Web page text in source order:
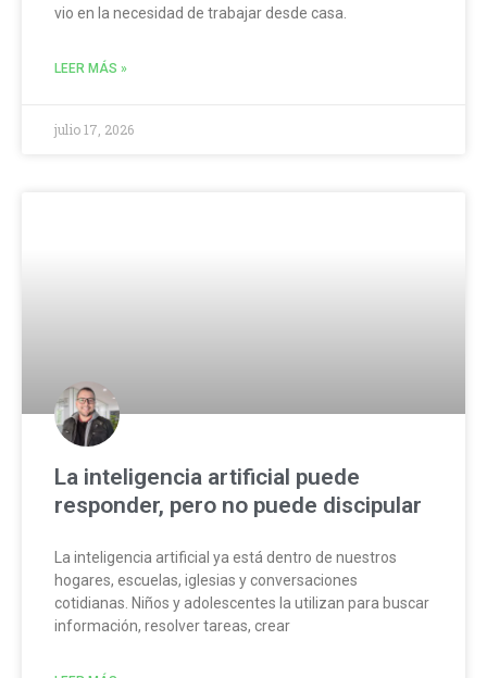
vio en la necesidad de trabajar desde casa.
LEER MÁS »
julio 17, 2026
La inteligencia artificial puede
responder, pero no puede discipular
La inteligencia artificial ya está dentro de nuestros
hogares, escuelas, iglesias y conversaciones
cotidianas. Niños y adolescentes la utilizan para buscar
información, resolver tareas, crear